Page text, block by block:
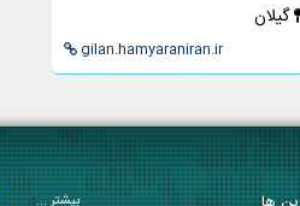
گيلان
gilan.hamyaraniran.ir
بیشتر ...